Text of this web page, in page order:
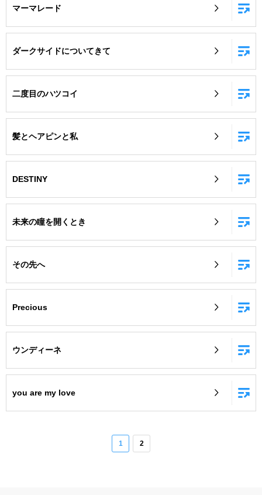
マーマレード
ダークサイドについてきて
二度目のハツコイ
髪とヘアピンと私
DESTINY
未来の瞳を開くとき
その先へ
Precious
ウンディーネ
you are my love
1 2